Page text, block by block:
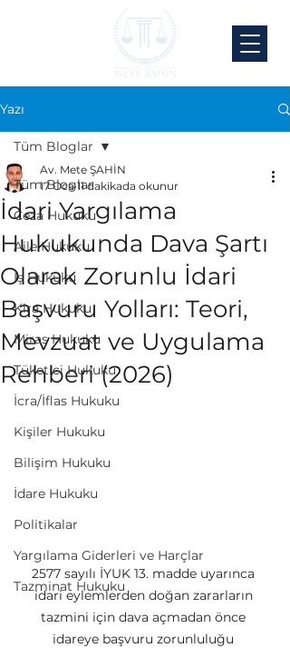
Yazı
Tüm Bloglar
Ceza Hukuku
Aile Hukuku
İş Hukuku
Kira Hukuku
Miras Hukuku
Tüketici Hukuku
İcra/İflas Hukuku
Kişiler Hukuku
Bilişim Hukuku
İdare Hukuku
Politikalar
Yargılama Giderleri ve Harçlar
Tazminat Hukuku
Tüm Bloglar
İdari Yargılama
Hukukunda Dava Şartı
Olarak Zorunlu İdari
Başvuru Yolları: Teori,
Mevzuat ve Uygulama
Rehberi (2026)
Av. Mete ŞAHİN
17 Oca 11 dakikada okunur
2577 sayılı İYUK 13. madde uyarınca
idari eylemlerden doğan zararların
tazmini için dava açmadan önce
idareye başvuru zorunluluğu